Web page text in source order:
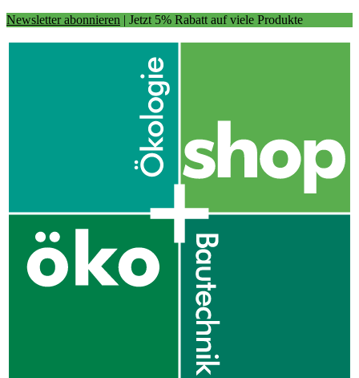
Newsletter abonnieren | Jetzt 5% Rabatt auf viele Produkte